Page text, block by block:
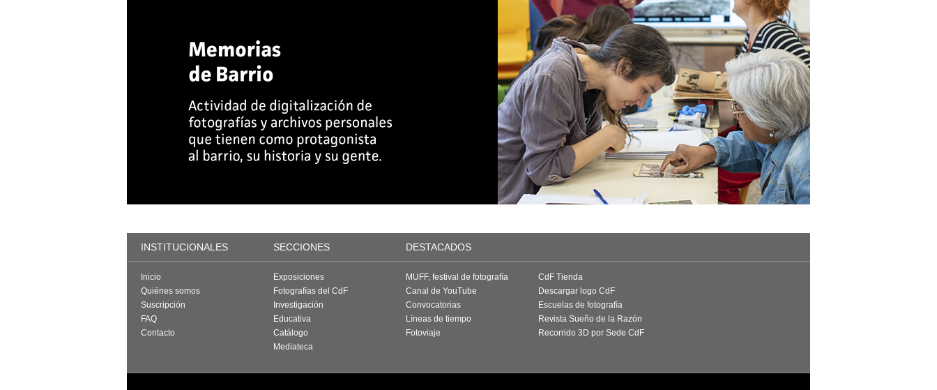
INSTITUCIONALES SECCIONES DESTACADOS
Inicio
Quiénes somos
Suscripción
FAQ
Contacto
Exposiciones
Fotografías del CdF
Investigación
Educativa
Catálogo
Mediateca
MUFF, festival de fotografía
Canal de YouTube
Convocatorias
Líneas de tiempo
Fotoviaje
CdF Tienda
Descargar logo CdF
Escuelas de fotografía
Revista Sueño de la Razón
Recorrido 3D por Sede CdF